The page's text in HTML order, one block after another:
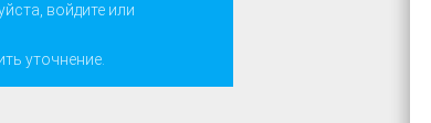
войдитеили
уточнение.